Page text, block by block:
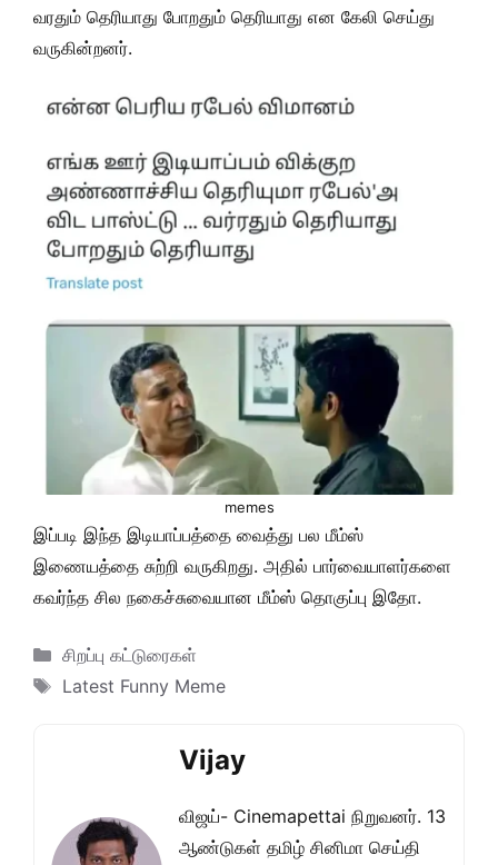
வரதும் தெரியாது போறதும் தெரியாது என கேலி செய்து
வருகின்றனர்.
memes
இப்படி இந்த இடியாப்பத்தை வைத்து பல மீம்ஸ்
இணையத்தை சுற்றி வருகிறது. அதில் பார்வையாளர்களை
கவர்ந்த சில நகைச்சுவையான மீம்ஸ் தொகுப்பு இதோ.
Categories
சிறப்பு கட்டுரைகள்
Tags
Latest Funny Meme
Vijay
விஜய்- Cinemapettai நிறுவனர். 13
ஆண்டுகள் தமிழ் சினிமா செய்தி